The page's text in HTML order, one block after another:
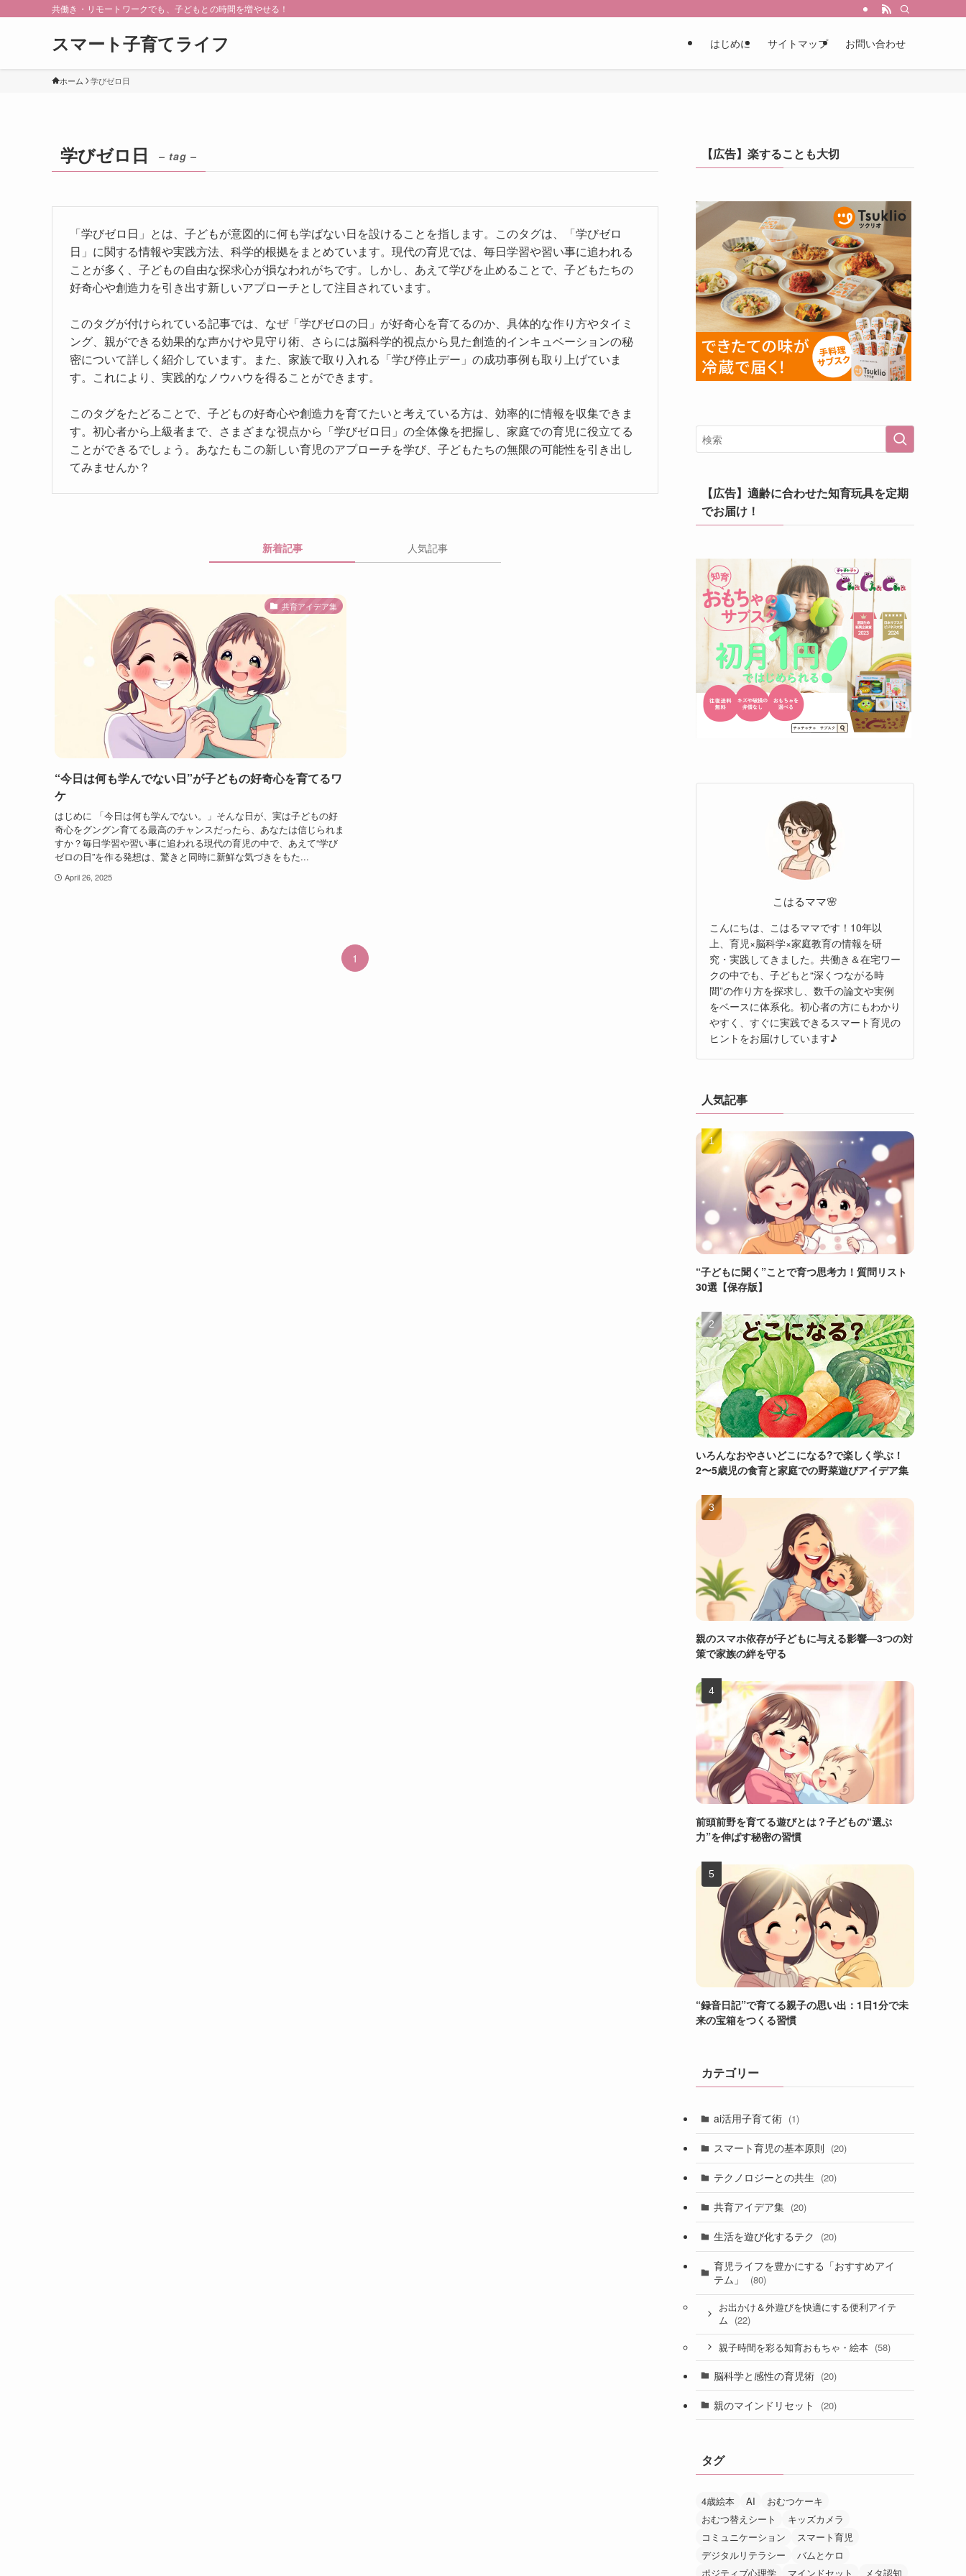
共働き・リモートワークでも、子どもとの時間を増やせる！
スマート子育てライフ はじめに サイトマップ お問い合わせ
ホーム 学びゼロ日
学びゼロ日 – tag –
「学びゼロ日」とは、子どもが意図的に何も学ばない日を設けることを指します。このタグは、「学びゼロ
日」に関する情報や実践方法、科学的根拠をまとめています。現代の育児では、毎日学習や習い事に追われる
ことが多く、子どもの自由な探求心が損なわれがちです。しかし、あえて学びを止めることで、子どもたちの
好奇心や創造力を引き出す新しいアプローチとして注目されています。
このタグが付けられている記事では、なぜ「学びゼロの日」が好奇心を育てるのか、具体的な作り方やタイミ
ング、親ができる効果的な声かけや見守り術、さらには脳科学的視点から見た創造的インキュベーションの秘
密について詳しく紹介しています。また、家族で取り入れる「学び停止デー」の成功事例も取り上げていま
す。これにより、実践的なノウハウを得ることができます。
このタグをたどることで、子どもの好奇心や創造力を育てたいと考えている方は、効率的に情報を収集できま
す。初心者から上級者まで、さまざまな視点から「学びゼロ日」の全体像を把握し、家庭での育児に役立てる
ことができるでしょう。あなたもこの新しい育児のアプローチを学び、子どもたちの無限の可能性を引き出し
てみませんか？
新着記事 人気記事
共育アイデア集
“今日は何も学んでない日”が子どもの好奇心を育てるワ
ケ
はじめに 「今日は何も学んでない。」そんな日が、実は子どもの好
奇心をグングン育てる最高のチャンスだったら、あなたは信じられま
すか？毎日学習や習い事に追われる現代の育児の中で、あえて“学び
ゼロの日”を作る発想は、驚きと同時に新鮮な気づきをもた...
April 26, 2025
1
【広告】楽することも大切
【広告】適齢に合わせた知育玩具を定期
でお届け！
こはるママ🌸
こんにちは、こはるママです！10年以
上、育児×脳科学×家庭教育の情報を研
究・実践してきました。共働き＆在宅ワー
クの中でも、子どもと“深くつながる時
間”の作り方を探求し、数千の論文や実例
をベースに体系化。初心者の方にもわかり
やすく、すぐに実践できるスマート育児の
ヒントをお届けしています♪
人気記事
“子どもに聞く”ことで育つ思考力！質問リスト
30選【保存版】
いろんなおやさいどこになる?で楽しく学ぶ！
2〜5歳児の食育と家庭での野菜遊びアイデア集
親のスマホ依存が子どもに与える影響—3つの対
策で家族の絆を守る
前頭前野を育てる遊びとは？子どもの“選ぶ
力”を伸ばす秘密の習慣
“録音日記”で育てる親子の思い出：1日1分で未
来の宝箱をつくる習慣
カテゴリー
ai活用子育て術 (1)
スマート育児の基本原則 (20)
テクノロジーとの共生 (20)
共育アイデア集 (20)
生活を遊び化するテク (20)
育児ライフを豊かにする「おすすめアイ
テム」
(80)
お出かけ＆外遊びを快適にする便利アイテ
ム
(22)
親子時間を彩る知育おもちゃ・絵本 (58)
脳科学と感性の育児術 (20)
親のマインドリセット (20)
タグ
4歳絵本 AI
おむつケーキ
おむつ替えシート
キッズカメラ
コミュニケーション
スマート育児
デジタルリテラシー
バムとケロ
ポジティブ心理学
マインドセット メタ認知